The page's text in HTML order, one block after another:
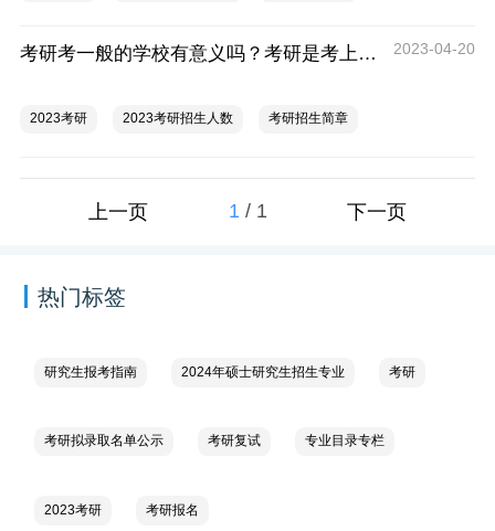
考研考一般的学校有意义吗？考研是考上重要还是好学校重要？ 2023-04-20
2023考研 2023考研招生人数 考研招生简章
上一页 1 / 1 下一页
热门标签
研究生报考指南 2024年硕士研究生招生专业 考研
考研拟录取名单公示 考研复试 专业目录专栏
2023考研 考研报名